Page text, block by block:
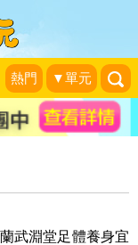
熱門 ▼單元
電，親子雙
宜蘭親子館
武淵堂足體養身宜